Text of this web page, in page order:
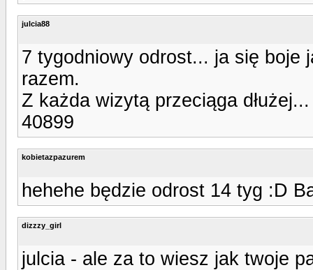
julcia88
7 tygodniowy odrost... ja się boje
razem.
Z każda wizytą przeciąga
40899
kobietazpazurem
hehehe będzie odrost 14 tyg :D
dizzzy_girl
julcia - ale za to wiesz jak twoje